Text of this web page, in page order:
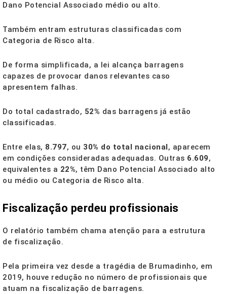
Dano Potencial Associado médio ou alto.
Também entram estruturas classificadas com
Categoria de Risco alta.
De forma simplificada, a lei alcança barragens
capazes de provocar danos relevantes caso
apresentem falhas.
Do total cadastrado, 52% das barragens já estão
classificadas.
Entre elas, 8.797, ou 30% do total nacional, aparecem
em condições consideradas adequadas. Outras 6.609,
equivalentes a 22%, têm Dano Potencial Associado alto
ou médio ou Categoria de Risco alta.
Fiscalização perdeu profissionais
O relatório também chama atenção para a estrutura
de fiscalização.
Pela primeira vez desde a tragédia de Brumadinho, em
2019, houve redução no número de profissionais que
atuam na fiscalização de barragens.